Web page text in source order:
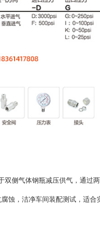
双侧气体钢瓶减压供气，通过
蚀，洁净车间装配测试，适合